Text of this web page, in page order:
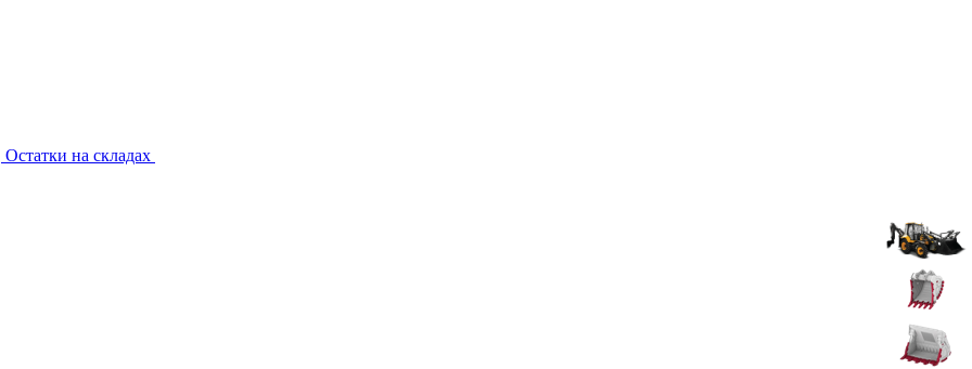
Остатки на складах